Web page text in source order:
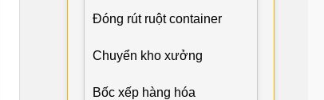
Đóng rút ruột container
Chuyển kho xưởng
Bốc xếp hàng hóa